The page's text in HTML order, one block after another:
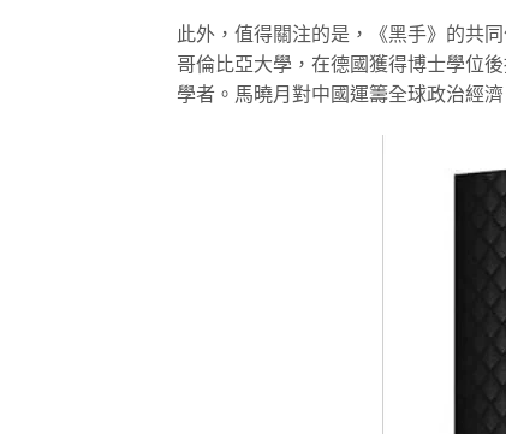
此外，值得關注的是，《黑手》的共
哥倫比亞大學，在德國獲得博士學位
學者。馬曉月對中國運籌全球政治經